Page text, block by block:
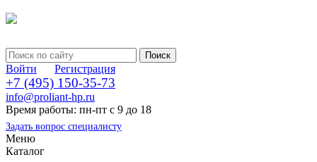
Войти Регистрация
+7 (495) 150-35-73
info@proliant-hp.ru
Время работы: пн-пт с 9 до 18
Задать вопрос специалисту
Меню
Каталог